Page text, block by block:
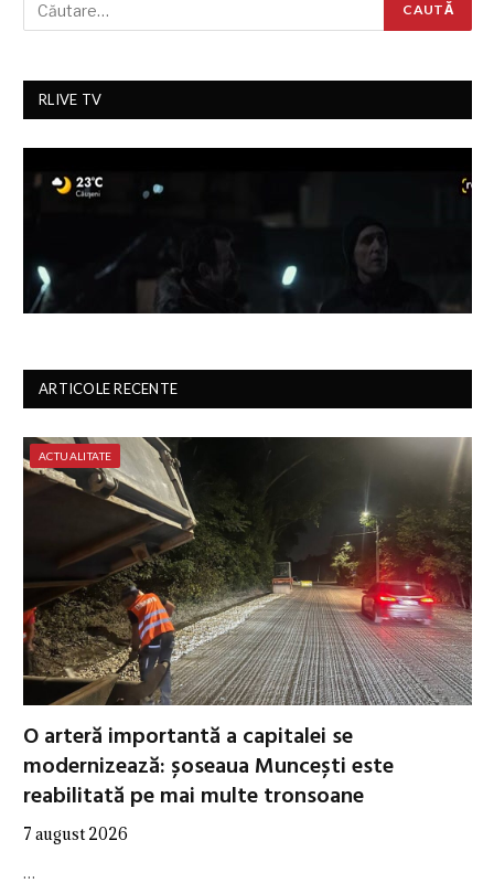
RLIVE TV
ARTICOLE RECENTE
ACTUALITATE
O arteră importantă a capitalei se
modernizează: șoseaua Muncești este
reabilitată pe mai multe tronsoane
7 august 2026
…